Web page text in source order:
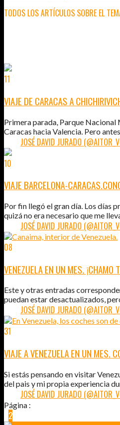
TODOS LOS ARTÍCULOS SOBRE EL
11
VIAJE DE CARACAS A
Primera parada, Parque
Caracas hacia Valencia. Pero
JOSÉ DAVID JURADO
10
VIAJE BARCELONA-
Por fin llegó el gran día. Los días
quizá no era necesario que me
JOSÉ DAVID JURADO
08
VENEZUELA EN UN MES. ¡CHAMO
Este y otras entradas
puedan estar desactualizados,
JOSÉ DAVID JURADO
31
VIAJE A VENEZUELA EN UN MES.
Si estás pensando en visitar
del pais y mi propia experiencia
JOSÉ DAVID JURADO
Página :
2